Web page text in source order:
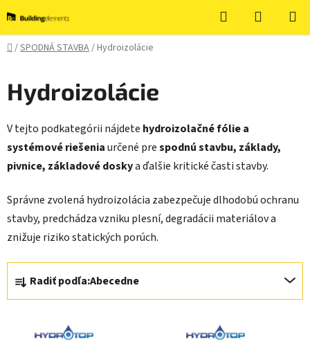
na
obsah
Hľadať
KOŠÍK
Domov
/SPODNÁ STAVBA/Hydroizolácie
B
o
č
n
ý
p
a
n
e
Hydroizolácie
V tejto podkategórii nájdete hydroizolačné fólie a
systémové riešeniaurčené prespodnú stavbu, základy,
pivnice, základové doskya ďalšie kritické časti stavby.
Správne zvolená hydroizolácia zabezpečuje dlhodobú ochranu
stavby, predchádza vzniku plesní, degradácii materiálov a
znižuje riziko statických porúch.
R
a
d
Radiť podľa:Abecedne